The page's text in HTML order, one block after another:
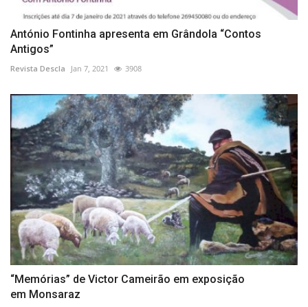
António Fontinha apresenta em Grândola “Contos
Antigos”
Revista Descla Jan 7, 2021 3908
“Memórias” de Victor Cameirão em exposição
em Monsaraz